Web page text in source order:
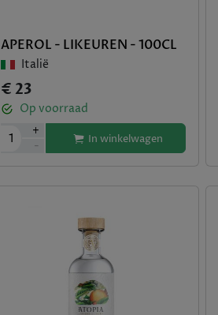
APEROL - LIKEUREN - 100CL
Italië
€ 23
Op voorraad
1
+
-
In winkelwagen